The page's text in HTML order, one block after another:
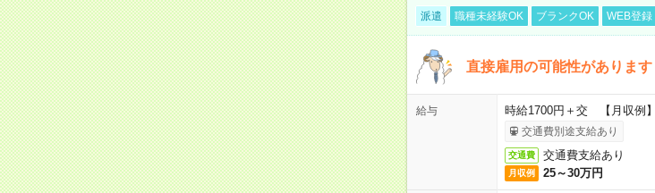
派遣 職種未経験OK ブランクOK WEB登録
直接雇用の可能性がありま
給与 時給1700円＋交 【月収例
交通費別途支給あり
交通費 交通費支給あり
月収例 25～30万円